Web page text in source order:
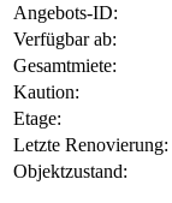
Angebots-ID:
Verfügbar ab:
Gesamtmiete:
Kaution:
Etage:
Letzte Renovierung:
Objektzustand: